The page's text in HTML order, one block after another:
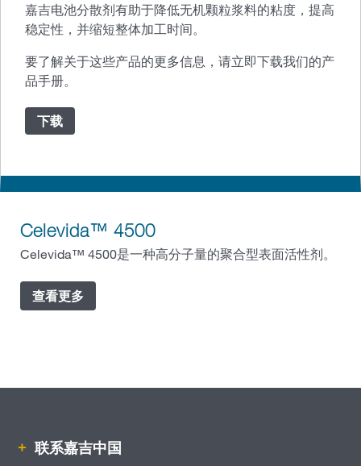
嘉吉电池分散剂有助于降低无机颗粒浆料的粘度，提高
稳定性，并缩短整体加工时间。
要了解关于这些产品的更多信息，请立即下载我们的产
品手册。
下载
Celevida™ 4500
Celevida™ 4500是一种高分子量的聚合型表面活性剂。
查看更多
联系嘉吉中国